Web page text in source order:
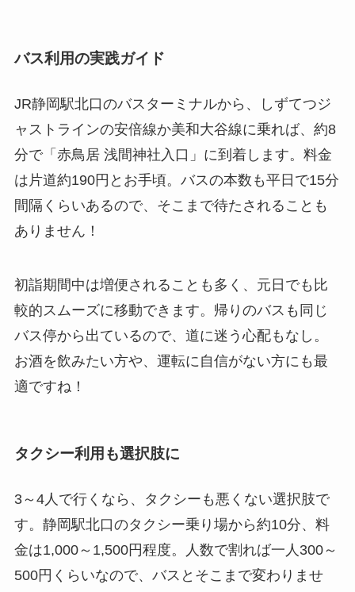
バス利用の実践ガイド
JR静岡駅北口のバスターミナルから、しずてつジ
ャストラインの安倍線か美和大谷線に乗れば、約8
分で「赤鳥居 浅間神社入口」に到着します。料金
は片道約190円とお手頃。バスの本数も平日で15分
間隔くらいあるので、そこまで待たされることも
ありません！
初詣期間中は増便されることも多く、元日でも比
較的スムーズに移動できます。帰りのバスも同じ
バス停から出ているので、道に迷う心配もなし。
お酒を飲みたい方や、運転に自信がない方にも最
適ですね！
タクシー利用も選択肢に
3～4人で行くなら、タクシーも悪くない選択肢で
す。静岡駅北口のタクシー乗り場から約10分、料
金は1,000～1,500円程度。人数で割れば一人300～
500円くらいなので、バスとそこまで変わりませ